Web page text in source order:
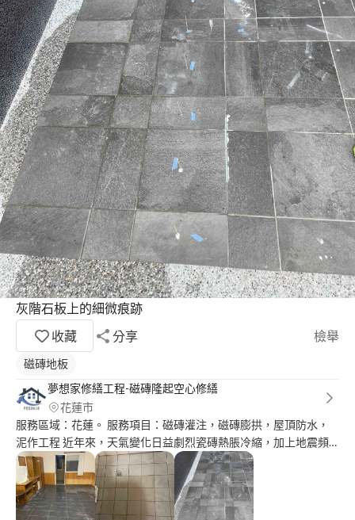
灰階石板上的細微痕跡
收藏
分享 檢舉
磁磚地板
夢想家修繕工程-磁磚隆起空心修繕
花蓮市
服務區域：花蓮。 服務項目：磁磚灌注，磁磚膨拱，屋頂防水，
泥作工程 近年來，天氣變化日益劇烈瓷磚熱脹冷縮，加上地震頻
繁，導致瓷磚出現空心、隆起、爆裂等問題的案例越來越多。 傳
統的瓷磚修復方法已經有新的工法囉。 過去的傳統方法是將損壞
的瓷磚敲碎，再重新鋪補，但這樣做可能會導致問題進一步惡化，
空氣跑進去瓷磚後就會衍生更多空心，特別是當瓷磚本身狀況已不